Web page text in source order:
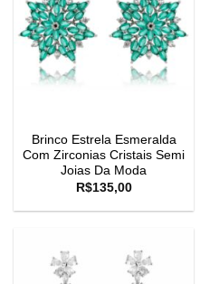
Brinco Estrela Esmeralda
Com Zirconias Cristais Semi
Joias Da Moda
R$135,00